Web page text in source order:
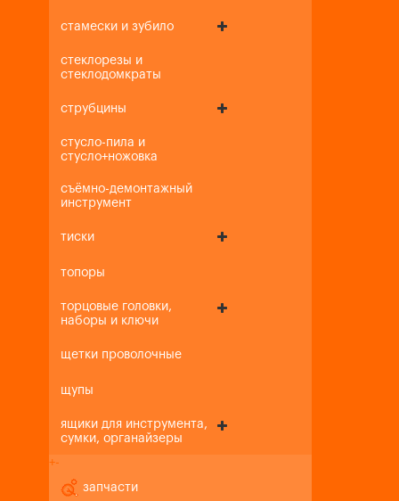
стамески и зубило
стеклорезы и
стеклодомкраты
струбцины
стусло-пила и
стусло+ножовка
съёмно-демонтажный
инструмент
тиски
топоры
торцовые головки,
наборы и ключи
щетки проволочные
щупы
ящики для инструмента,
сумки, органайзеры
+-
запчасти